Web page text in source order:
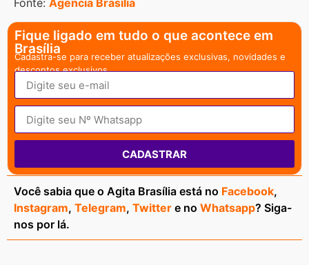
Fonte: Agencia Brasília
Fique ligado em tudo o que acontece em
Brasília
Cadastra-se para receber atualizações exclusivas, novidades e
descontos exclusivos.
CADASTRAR
Você sabia que o Agita Brasília está no Facebook,
Instagram, Telegram, Twitter e no Whatsapp? Siga-
nos por lá.